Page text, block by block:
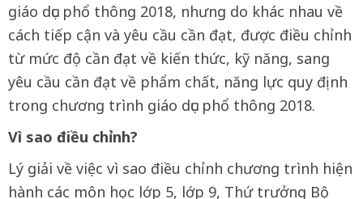
giáo dục phổ thông 2018, nhưng do khác nhau về
cách tiếp cận và yêu cầu cần đạt, được điều chỉnh
từ mức độ cần đạt về kiến thức, kỹ năng, sang
yêu cầu cần đạt về phẩm chất, năng lực quy định
trong chương trình giáo dục phổ thông 2018.
Vì sao điều chỉnh?
Lý giải về việc vì sao điều chỉnh chương trình hiện
hành các môn học lớp 5, lớp 9, Thứ trưởng Bộ